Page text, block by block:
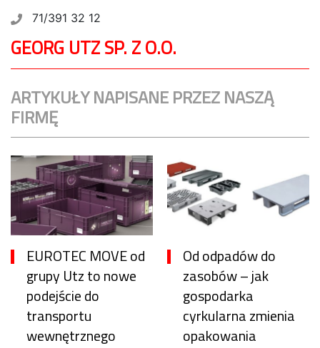
71/391 32 12
GEORG UTZ SP. Z O.O.
ARTYKUŁY NAPISANE PRZEZ NASZĄ
FIRMĘ
EUROTEC MOVE od
grupy Utz to nowe
podejście do
transportu
wewnętrznego
Od odpadów do
zasobów – jak
gospodarka
cyrkularna zmienia
opakowania